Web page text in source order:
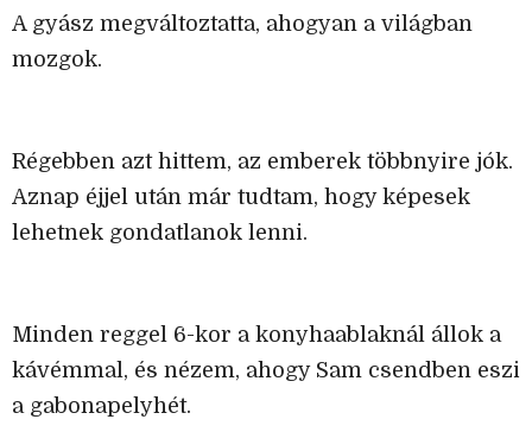
A gyász megváltoztatta, ahogyan a világban
mozgok.
Régebben azt hittem, az emberek többnyire jók.
Aznap éjjel után már tudtam, hogy képesek
lehetnek gondatlanok lenni.
Minden reggel 6-kor a konyhaablaknál állok a
kávémmal, és nézem, ahogy Sam csendben eszi
a gabonapelyhét.